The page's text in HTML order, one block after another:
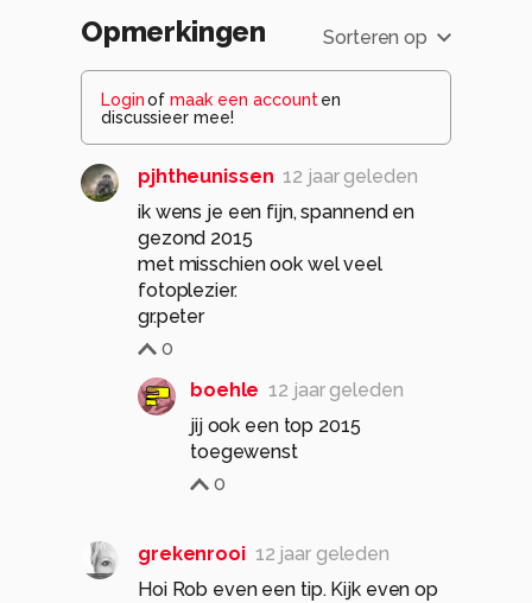
Opmerkingen Sorteren op
Loginof maak een account en
discussieer mee!
pjhtheunissen 12 jaar geleden
ik wens je een fijn, spannend en
gezond 2015
met misschien ook wel veel
fotoplezier.
gr.peter
0
boehle 12 jaar geleden
jij ook een top 2015
toegewenst
0
grekenrooi 12 jaar geleden
Hoi Rob even een tip. Kijk even op